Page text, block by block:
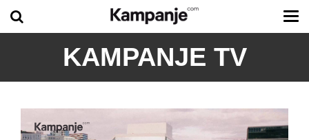
KAMPANJE TV